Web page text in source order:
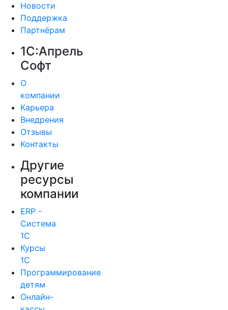
Новости
Поддержка
Партнёрам
1С:Апрель
Софт
О
компании
Карьера
Внедрения
Отзывы
Контакты
Другие
ресурсы
компании
ERP -
Система
1С
Курсы
1С
Программирование
детям
Онлайн-